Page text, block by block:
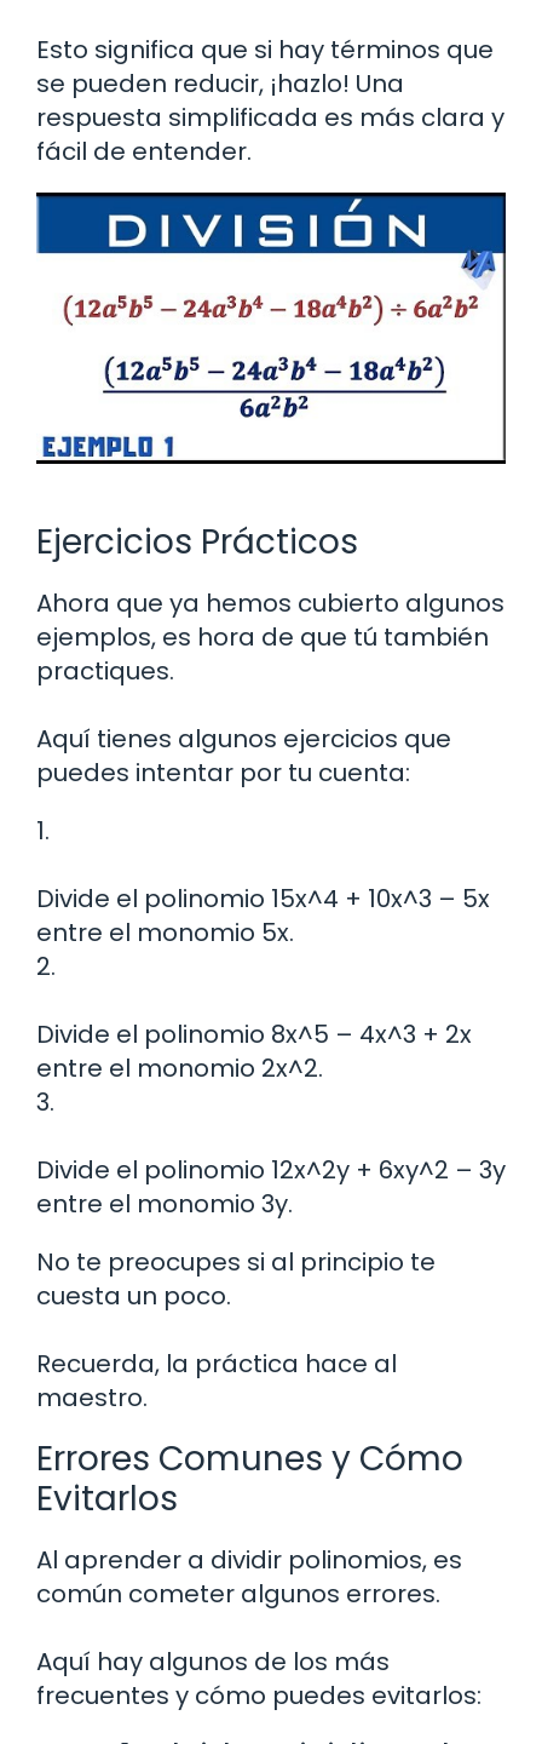
Esto significa que si hay términos que
se pueden reducir, ¡hazlo! Una
respuesta simplificada es más clara y
fácil de entender.
Ejercicios Prácticos
Ahora que ya hemos cubierto algunos
ejemplos, es hora de que tú también
practiques.
Aquí tienes algunos ejercicios que
puedes intentar por tu cuenta:
1.
Divide el polinomio 15x^4 + 10x^3 – 5x
entre el monomio 5x.
2.
Divide el polinomio 8x^5 – 4x^3 + 2x
entre el monomio 2x^2.
3.
Divide el polinomio 12x^2y + 6xy^2 – 3y
entre el monomio 3y.
No te preocupes si al principio te
cuesta un poco.
Recuerda, la práctica hace al
maestro.
Errores Comunes y Cómo
Evitarlos
Al aprender a dividir polinomios, es
común cometer algunos errores.
Aquí hay algunos de los más
frecuentes y cómo puedes evitarlos: